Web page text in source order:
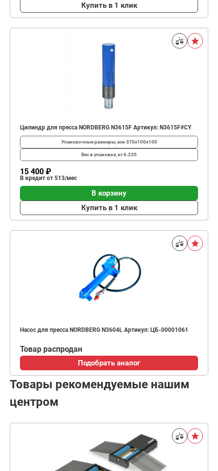
Купить в 1 клик
Цилиндр для пресса NORDBERG N3615F Артикул: N3615F#CY
Упаковочные размеры, мм 370x100x100
Вес в упаковке, кг6.235
15 400 ₽
В кредит от 513/мес
В корзину
Купить в 1 клик
Насос для пресса NORDBERG N3604L Артикул: ЦБ-00001061
Товар распродан
Подобрать аналог
Товары рекомендуемые нашим
центром